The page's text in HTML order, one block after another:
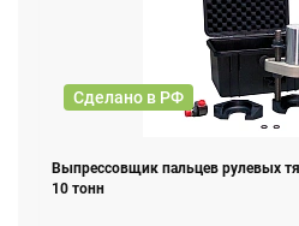
Сделано в РФ
Выпрессовщик пальцев рулевых
10 тонн